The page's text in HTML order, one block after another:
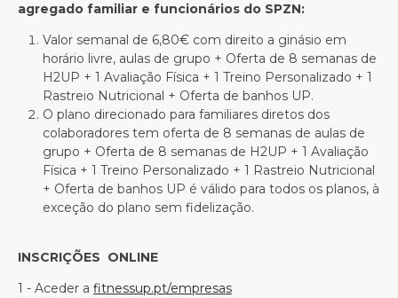
agregado familiar e funcionários do SPZN:
Valor semanal de 6,80€ com direito a ginásio em
horário livre, aulas de grupo + Oferta de 8 semanas de
H2UP + 1 Avaliação Física + 1 Treino Personalizado + 1
Rastreio Nutricional + Oferta de banhos UP.
O plano direcionado para familiares diretos dos
colaboradores tem oferta de 8 semanas de aulas de
grupo + Oferta de 8 semanas de H2UP + 1 Avaliação
Física + 1 Treino Personalizado + 1 Rastreio Nutricional
+ Oferta de banhos UP é válido para todos os planos, à
exceção do plano sem fidelização.
INSCRIÇÕES ONLINE
1 - Aceder a fitnessup.pt/empresas